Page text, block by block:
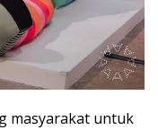
masyarakat untuk